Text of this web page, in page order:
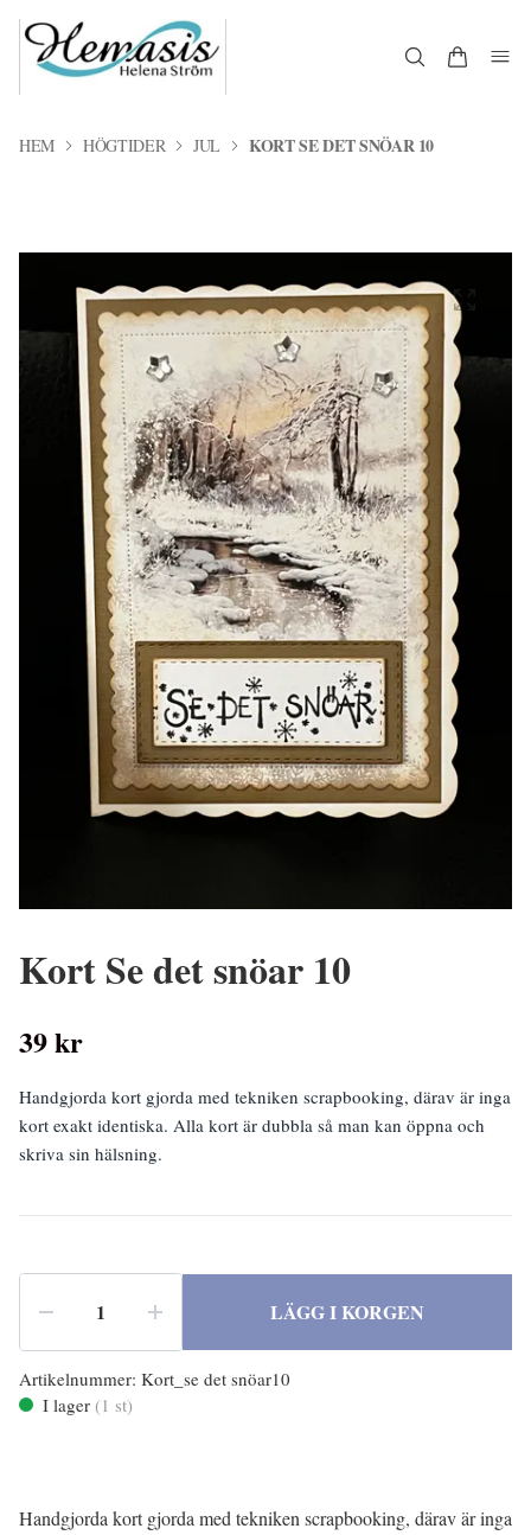
HEM HÖGTIDER JUL KORT SE DET SNÖAR 10
Kort Se det snöar 10
39 kr
Handgjorda kort gjorda med tekniken scrapbooking, därav är inga
kort exakt identiska. Alla kort är dubbla så man kan öppna och
skriva sin hälsning.
LÄGG I KORGEN
Artikelnummer: Kort_se det snöar10
I lager (1 st)
Handgjorda kort gjorda med tekniken scrapbooking, därav är inga